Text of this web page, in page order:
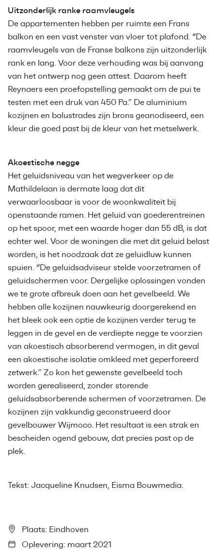
Uitzonderlijk ranke raamvleugels
De appartementen hebben per ruimte een Frans
balkon en een vast venster van vloer tot plafond. “De
raamvleugels van de Franse balkons zijn uitzonderlijk
rank en lang. Voor deze verhouding was bij aanvang
van het ontwerp nog geen attest. Daarom heeft
Reynaers een proefopstelling gemaakt om de pui te
testen met een druk van 450 Pa.” De aluminium
kozijnen en balustrades zijn brons geanodiseerd, een
kleur die goed past bij de kleur van het metselwerk.
Akoestische negge
Het geluidsniveau van het wegverkeer op de
Mathildelaan is dermate laag dat dit
verwaarloosbaar is voor de woonkwaliteit bij
openstaande ramen. Het geluid van goederentreinen
op het spoor, met een waarde hoger dan 55 dB, is dat
echter wel. Voor de woningen die met dit geluid belast
worden, is het noodzaak dat ze geluidluw kunnen
spuien. “De geluidsadviseur stelde voorzetramen of
geluidschermen voor. Dergelijke oplossingen vonden
we te grote afbreuk doen aan het gevelbeeld. We
hebben alle kozijnen nauwkeurig doorgerekend en
het bleek ook een optie de kozijnen verder terug te
leggen in de gevel en de verdiepte negge te voorzien
van akoestisch absorberend vermogen, in dit geval
een akoestische isolatie omkleed met geperforeerd
zetwerk.” Zo kon het gewenste gevelbeeld toch
worden gerealiseerd, zonder storende
geluidsabsorberende schermen of voorzetramen. De
kozijnen zijn vakkundig geconstrueerd door
gevelbouwer Wijmoco. Het resultaat is een strak en
bescheiden ogend gebouw, dat precies past op de
plek.
Tekst: Jacqueline Knudsen, Eisma Bouwmedia.
Plaats: Eindhoven
Oplevering: maart 2021